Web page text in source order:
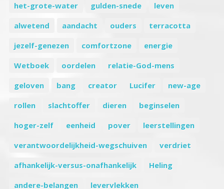
het-grote-water
gulden-snede
leven
alwetend
aandacht ouders
terracotta
jezelf-genezen
comfortzone
energie
Wetboek
oordelen
relatie-God-mens
geloven
bang creator Lucifer
new-age
rollen
slachtoffer dieren
beginselen
hoger-zelf
eenheid pover
leerstellingen
verantwoordelijkheid-wegschuiven
verdriet
afhankelijk-versus-onafhankelijk
Heling
andere-belangen
levervlekken